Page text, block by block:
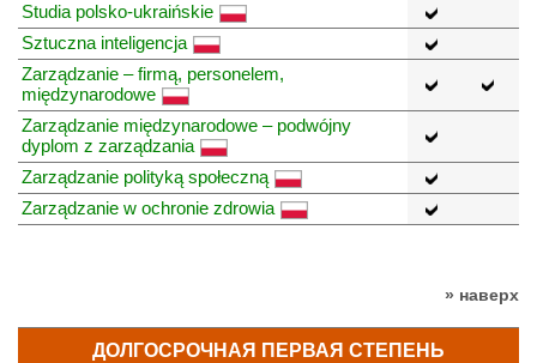
Studia polsko-ukraińskie
Sztuczna inteligencja
Zarządzanie – firmą, personelem,
międzynarodowe
Zarządzanie międzynarodowe – podwójny
dyplom z zarządzania
Zarządzanie polityką społeczną
Zarządzanie w ochronie zdrowia
» наверх
ДОЛГОСРОЧНАЯ ПЕРВАЯ СТЕПЕНЬ